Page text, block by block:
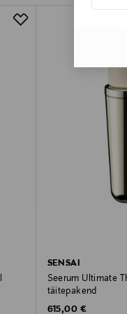
SENSAI
Seerum Ultimate
täitepakend
Original Price
615,00 €